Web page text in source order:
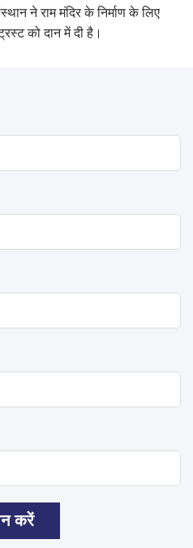
ने राम मंदिर के निर्माण के लिए
को दान में दी है।
करें